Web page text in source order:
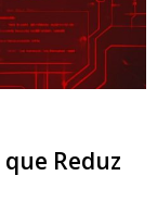
que Reduz